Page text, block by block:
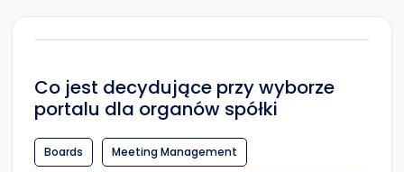
Co jest decydujące przy wyborze
portalu dla organów spółki
Boards Meeting Management